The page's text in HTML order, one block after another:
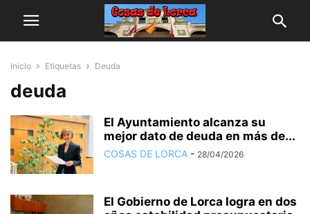
Inicio Etiquetas Deuda
deuda
El Ayuntamiento alcanza su
mejor dato de deuda en más de...
COSAS DE LORCA - 28/04/2026
El Gobierno de Lorca logra en dos